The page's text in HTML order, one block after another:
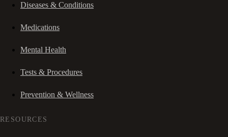
Diseases & Conditions
Medications
Mental Health
Tests & Procedures
Prevention & Wellness
RESOURCES